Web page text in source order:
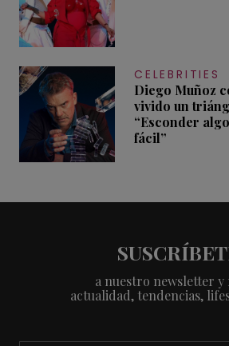
CELEBRITIES
Diego Muñoz
vivido un
“Esconder
fácil”
a nuestro newsletter y
actualidad, tendencias,